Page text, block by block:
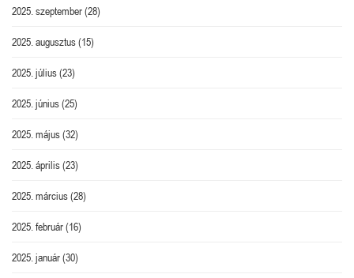
2025. szeptember(28)
2025. augusztus(15)
2025. július(23)
2025. június(25)
2025. május(32)
2025. április(23)
2025. március(28)
2025. február(16)
2025. január(30)